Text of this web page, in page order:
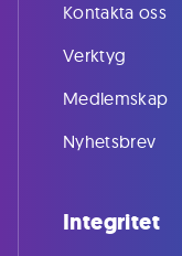
Kontakta oss
Verktyg
Medlemskap
Nyhetsbrev
Integritet